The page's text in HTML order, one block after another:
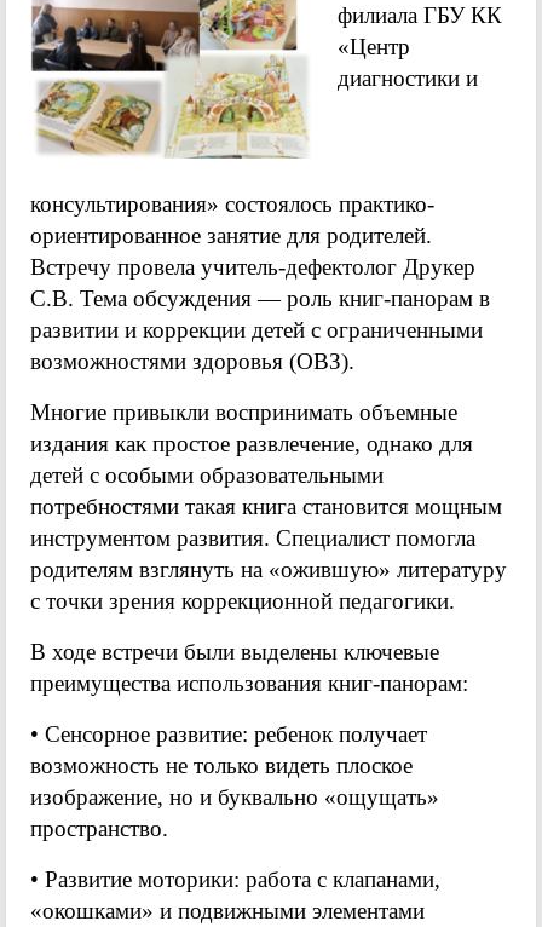
филиала ГБУ КК
«Центр
диагностики и
консультирования» состоялось практико-
ориентированное занятие для родителей.
Встречу провела учитель-дефектолог Друкер
С.В. Тема обсуждения — роль книг-панорам в
развитии и коррекции детей с ограниченными
возможностями здоровья (ОВЗ).
Многие привыкли воспринимать объемные
издания как простое развлечение, однако для
детей с особыми образовательными
потребностями такая книга становится мощным
инструментом развития. Специалист помогла
родителям взглянуть на «ожившую» литературу
с точки зрения коррекционной педагогики.
В ходе встречи были выделены ключевые
преимущества использования книг-панорам:
• Сенсорное развитие: ребенок получает
возможность не только видеть плоское
изображение, но и буквально «ощущать»
пространство.
• Развитие моторики: работа с клапанами,
«окошками» и подвижными элементами